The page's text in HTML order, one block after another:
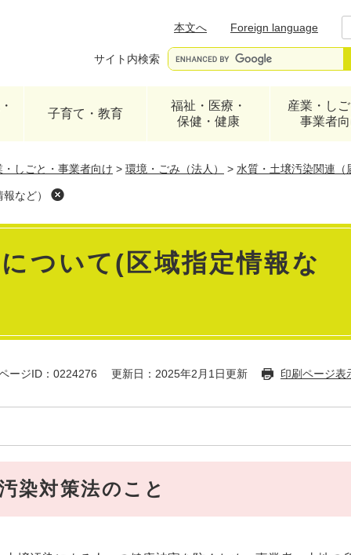
本文へ
Foreign language
サイト内検索
子育て・教育
福祉・医療・
保健・健康
産業・しご
事業者
・しごと・事業者向け > 環境・ごみ（法人） > 水質・土壌汚染関連（
など）
ついて(区域指定情報な
ージID：0224276 更新日：2025年2月1日更新 印刷ページ表
染対策法のこと